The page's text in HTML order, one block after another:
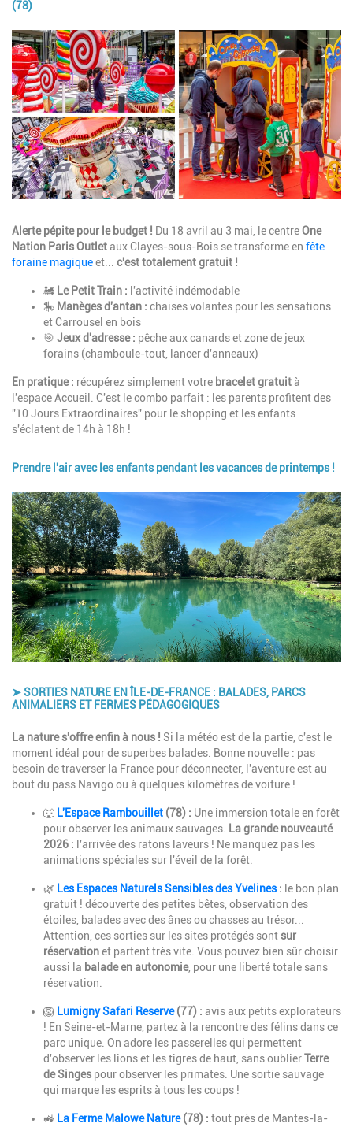
(78)
Image
Description
Alerte pépite pour le budget ! Du 18 avril au 3 mai, le centreOne
Nation Paris Outletaux Clayes-sous-Bois se transforme en fête
foraine magiqueet... c'est totalement gratuit !
🚂 Le Petit Train : l'activité indémodable
🎠 Manèges d'antan : chaises volantes pour les sensations
et Carrousel en bois
🎯 Jeux d'adresse : pêche aux canards et zone de jeux
forains (chamboule-tout, lancer d'anneaux)
En pratique : récupérez simplement votre bracelet gratuità
l'espace Accueil. C'est le combo parfait : les parents profitent des
"10 Jours Extraordinaires" pour le shopping et les enfants
s'éclatent de 14h à 18h !
Prendre l'air avec les enfants pendant les vacances de printemps !
Image
➤ SORTIES NATURE EN ÎLE-DE-FRANCE : BALADES, PARCS
ANIMALIERS ET FERMES PÉDAGOGIQUES
Description
La nature s'offre enfin à nous ! Si la météo est de la partie, c'est le
moment idéal pour de superbes balades. Bonne nouvelle : pas
besoin de traverser la France pour déconnecter, l'aventure est au
bout du pass Navigo ou à quelques kilomètres de voiture !
🐺 L'Espace Rambouillet (78) : Une immersion totale en forêt
pour observer les animaux sauvages. La grande nouveauté
2026 : l'arrivée des ratons laveurs ! Ne manquez pas les
animations spéciales sur l'éveil de la forêt.
🌿 Les Espaces Naturels Sensibles des Yvelines: le bon plan
gratuit ! découverte des petites bêtes, observation des
étoiles, balades avec des ânes ou chasses au trésor...
Attention, ces sorties sur les sites protégés sontsur
réservationet partent très vite. Vous pouvez bien sûr choisir
aussi la balade en autonomie, pour une liberté totale sans
réservation.
🦁 Lumigny Safari Reserve(77) : avis aux petits explorateurs
! En Seine-et-Marne, partez à la rencontre des félins dans ce
parc unique. On adore les passerelles qui permettent
d'observer les lions et les tigres de haut, sans oublierTerre
de Singes pour observer les primates. Une sortie sauvage
qui marque les esprits à tous les coups !
🚜 La Ferme Malowe Nature(78) : tout près de Mantes-la-